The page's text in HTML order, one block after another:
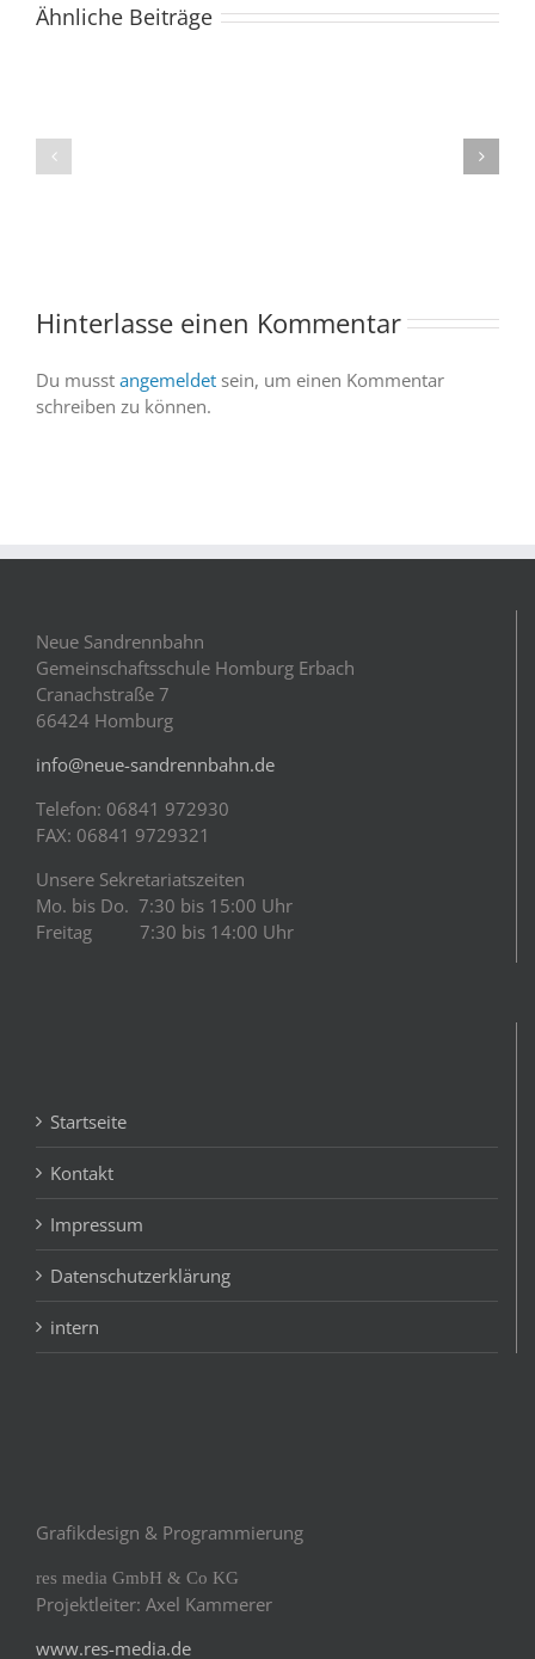
Ähnliche Beiträge
dabei
begeistert
Publikum
Hinterlasse einen Kommentar
Du musst angemeldet sein, um einen Kommentar
schreiben zu können.
Neue Sandrennbahn
Gemeinschaftsschule Homburg Erbach
Cranachstraße 7
66424 Homburg
info@neue-sandrennbahn.de
Telefon: 06841 972930
FAX: 06841 9729321
Unsere Sekretariatszeiten
Mo. bis Do. 7:30 bis 15:00 Uhr
Freitag 7:30 bis 14:00 Uhr
Startseite
Kontakt
Impressum
Datenschutzerklärung
intern
Grafikdesign & Programmierung
res media GmbH & Co KG
Projektleiter: Axel Kammerer
www.res-media.de